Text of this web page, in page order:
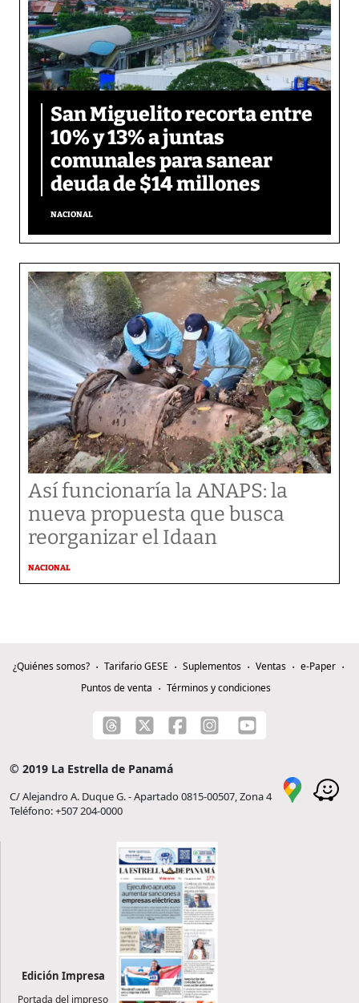
San Miguelito recorta entre
10% y 13% a juntas
comunales para sanear
deuda de $14 millones
NACIONAL
Así funcionaría la ANAPS: la
nueva propuesta que busca
reorganizar el Idaan
NACIONAL
¿Quiénes somos? Tarifario GESE Suplementos Ventas
e-Paper
Puntos de venta
Términos y condiciones
© 2019 La Estrella de Panamá
C/ Alejandro A. Duque G. - Apartado 0815-00507, Zona 4
Teléfono: +507 204-0000
Edición Impresa
Portada del impreso